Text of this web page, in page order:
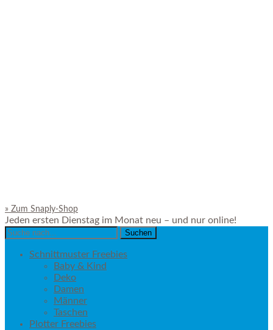
» Zum Snaply-Shop
Jeden ersten Dienstag im Monat neu – und nur online!
Search
Schnittmuster Freebies
Baby & Kind
Deko
Damen
Männer
Taschen
Plotter Freebies